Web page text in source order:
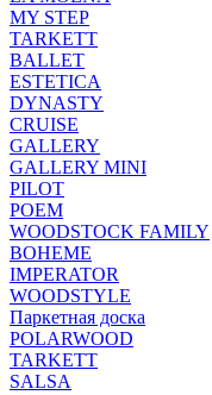
MY STEP
TARKETT
BALLET
ESTETICA
DYNASTY
CRUISE
GALLERY
GALLERY MINI
PILOT
POEM
WOODSTOCK FAMILY
BOHEME
IMPERATOR
WOODSTYLE
Паркетная доска
POLARWOOD
TARKETT
SALSA